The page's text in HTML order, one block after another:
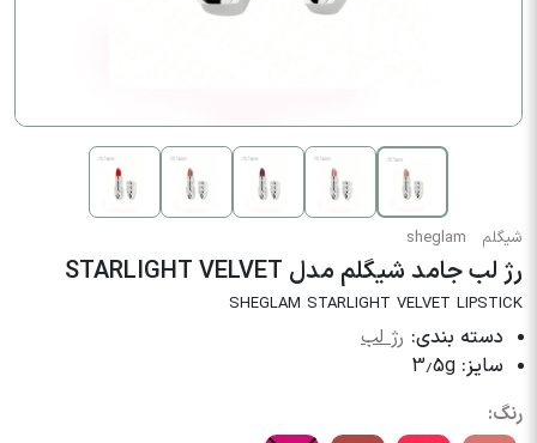
شیگلم sheglam
رژ لب جامد شیگلم مدل STARLIGHT VELVET
SHEGLAM STARLIGHT VELVET LIPSTICK
دسته بندی: رژ لب
سایز: 3.5g
رنگ: